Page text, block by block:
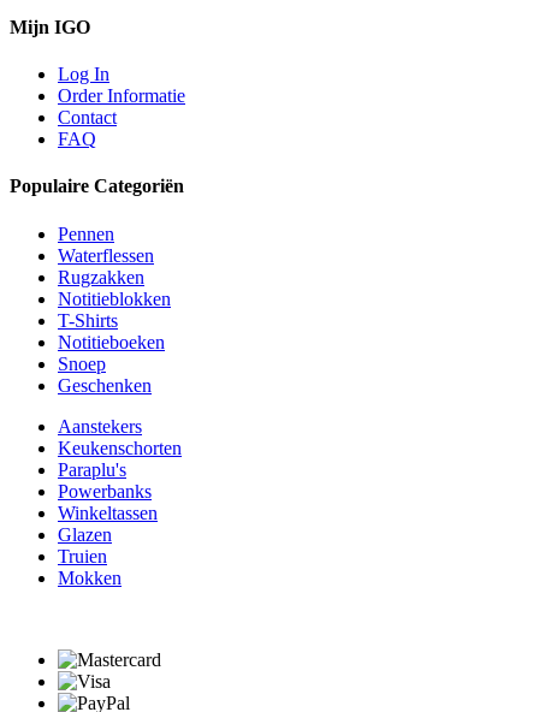
Mijn IGO
Log In
Order Informatie
Contact
FAQ
Populaire Categoriën
Pennen
Waterflessen
Rugzakken
Notitieblokken
T-Shirts
Notitieboeken
Snoep
Geschenken
Aanstekers
Keukenschorten
Paraplu's
Powerbanks
Winkeltassen
Glazen
Truien
Mokken